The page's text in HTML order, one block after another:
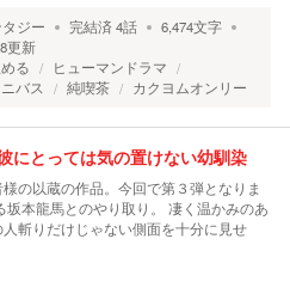
ジー 完結済4話 6,474文字
更新
る
ヒューマンドラマ
バス 純喫茶 カクヨムオンリー
にとっては気の置けない幼馴染
の以蔵の作品。今回で第３弾となりま
坂本龍馬とのやり取り。 凄く温かみのあ
斬りだけじゃない側面を十分に見せ